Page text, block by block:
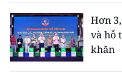
Hơn
và hỗ
khăn